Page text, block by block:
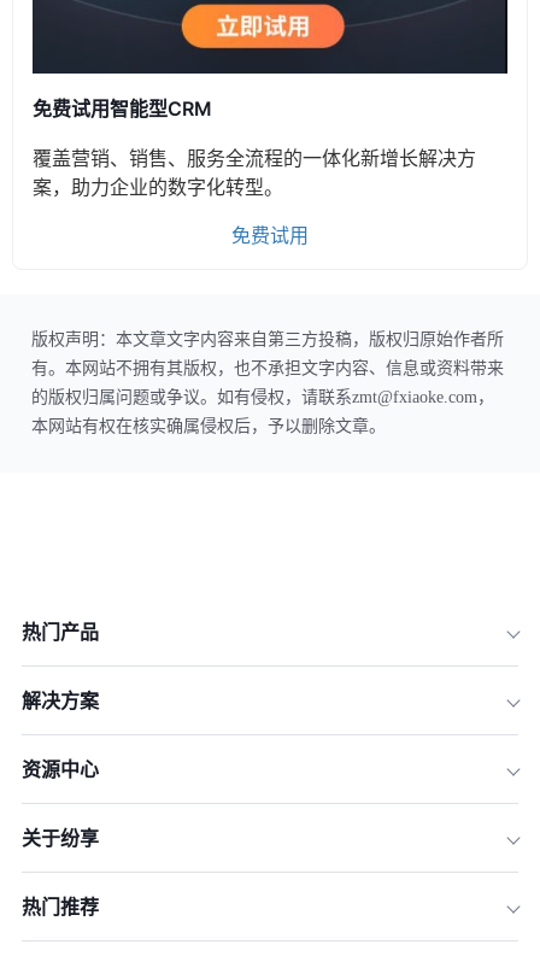
免费试用智能型CRM
覆盖营销、销售、服务全流程的一体化新增长解决方
案，助力企业的数字化转型。
免费试用
版权声明：本文章文字内容来自第三方投稿，版权归原始作者所
有。本网站不拥有其版权，也不承担文字内容、信息或资料带来
的版权归属问题或争议。如有侵权，请联系zmt@fxiaoke.com，
本网站有权在核实确属侵权后，予以删除文章。
热门产品
解决方案
资源中心
关于纷享
热门推荐